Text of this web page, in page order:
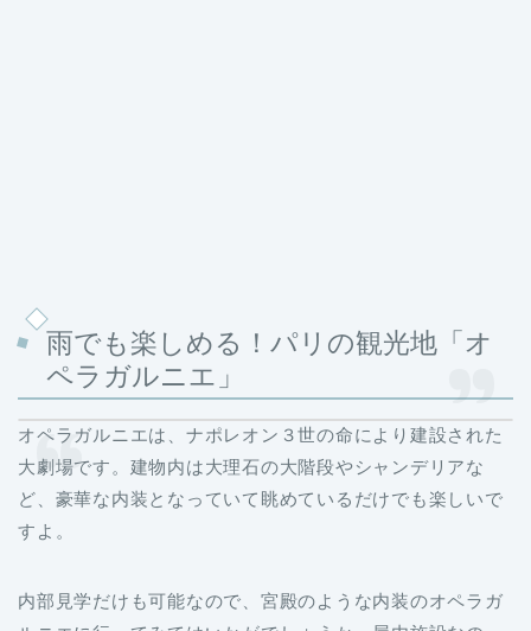
雨でも楽しめる！パリの観光地「オ
ペラガルニエ」
オペラガルニエは、ナポレオン３世の命により建設された
大劇場です。建物内は大理石の大階段やシャンデリアな
ど、豪華な内装となっていて眺めているだけでも楽しいで
すよ。
内部見学だけも可能なので、宮殿のような内装のオペラガ